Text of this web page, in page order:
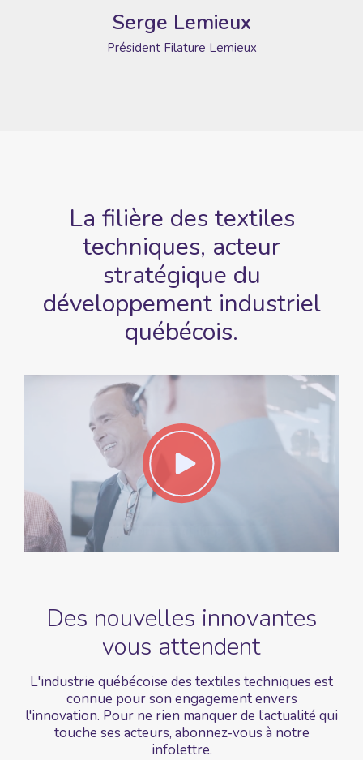
Serge Lemieux
PrésidentFilature Lemieux
La filière des textiles
techniques, acteur
stratégique du
développementindustriel
québécois.
Des nouvelles innovantes
vous attendent
L'industrie québécoise des textiles techniques est
connue pour son engagement envers
l'innovation. Pour ne rien manquer de l’actualité qui
touche ses acteurs, abonnez-vous à notre
infolettre.